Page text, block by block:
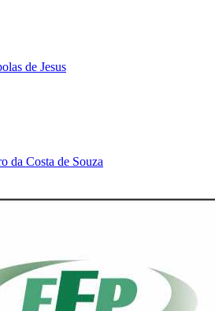
de Jesus
da Costa de Souza